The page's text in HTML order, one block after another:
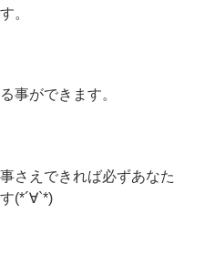
。
事ができます。
さえできれば必ずあなた
(*´∀`*)